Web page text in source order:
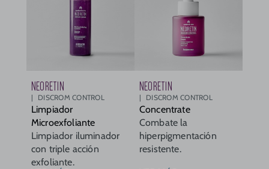
NEORETIN
DISCROM CONTROL
Limpiador
Microexfoliante
Limpiador iluminador
con triple acción
exfoliante.
NEORETIN
DISCROM CONTROL
Concentrate
Combate la
hiperpigmentación
resistente.